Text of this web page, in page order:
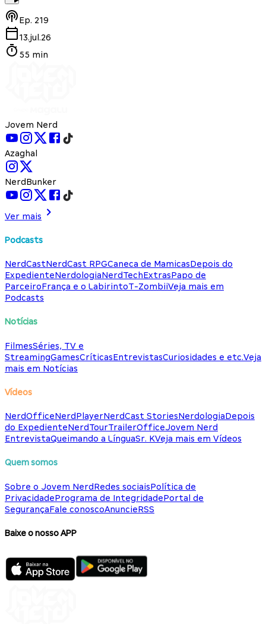
Ep. 219
13.jul.26
55 min
Jovem Nerd
Azaghal
NerdBunker
Ver mais
Podcasts
NerdCastNerdCast RPGCaneca de MamicasDepois do
ExpedienteNerdologiaNerdTechExtrasPapo de
ParceiroFrança e o LabirintoT-ZombiiVeja mais em
Podcasts
Notícias
FilmesSéries, TV e
StreamingGamesCríticasEntrevistasCuriosidades e etc.Veja
mais em Notícias
Vídeos
NerdOfficeNerdPlayerNerdCast StoriesNerdologiaDepois
do ExpedienteNerdTourTrailerOfficeJovem Nerd
EntrevistaQueimando a LínguaSr. KVeja mais em Vídeos
Quem somos
Sobre o Jovem NerdRedes sociaisPolítica de
PrivacidadePrograma de IntegridadePortal de
SegurançaFale conoscoAnuncieRSS
Baixe o nosso APP